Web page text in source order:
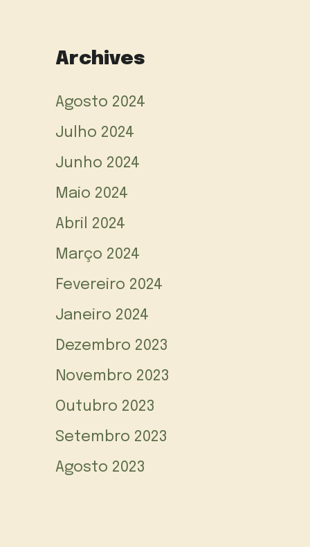
Archives
Agosto 2024
Julho 2024
Junho 2024
Maio 2024
Abril 2024
Março 2024
Fevereiro 2024
Janeiro 2024
Dezembro 2023
Novembro 2023
Outubro 2023
Setembro 2023
Agosto 2023